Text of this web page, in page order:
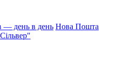
— день в день Нова Пошта